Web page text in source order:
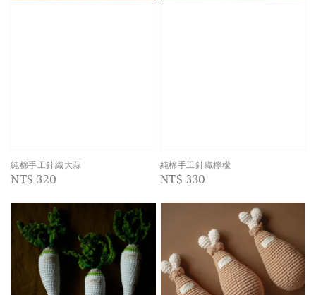
純棉手工針織大蒜
Regular
NT$ 320
純棉手工針織檸檬
Regular
NT$ 330